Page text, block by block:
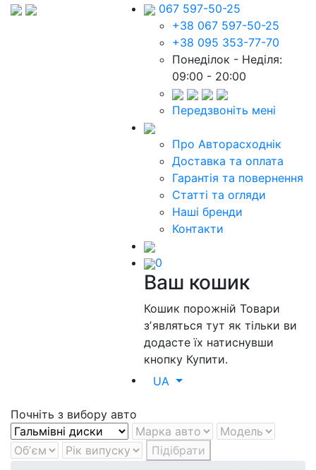
067 597-50-25
+38 067 597-50-25
+38 095 353-77-70
Понеділок - Неділя:
09:00 - 20:00
Передзвоніть мені
Про Авторасходнік
Доставка та оплата
Гарантія та повернення
Статті та огляди
Наші бренди
Контакти
0
Ваш кошик
Кошик порожнійТовари
зʼявляться тут як тільки ви
додасте їх натиснувши
кнопку Купити.
UA
Почніть з вибору авто
Підібрати